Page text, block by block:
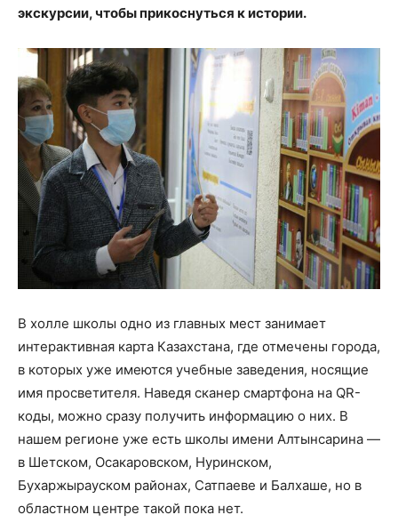
экскурсии, чтобы прикоснуться к истории.
В холле школы одно из главных мест занимает
интерактивная карта Казахстана, где отмечены города,
в которых уже имеются учебные заведения, носящие
имя просветителя. Наведя сканер смартфона на QR-
коды, можно сразу получить информацию о них. В
нашем регионе уже есть школы имени Алтынсарина —
в Шетском, Осакаровском, Нуринском,
Бухаржырауском районах, Сатпаеве и Балхаше, но в
областном центре такой пока нет.